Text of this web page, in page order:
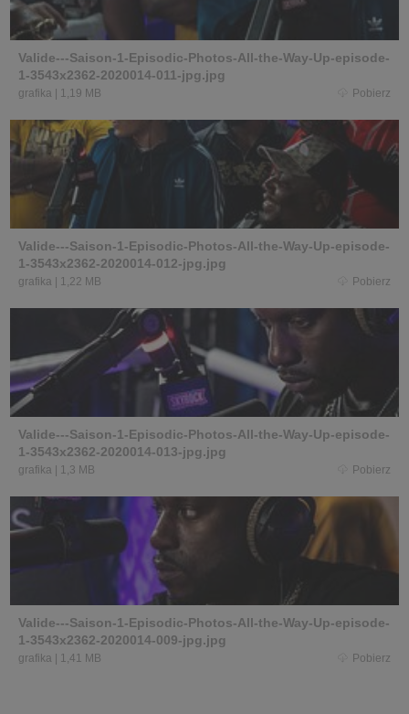
Valide---Saison-1-Episodic-Photos-All-the-Way-Up-episode-
1-3543x2362-2020014-011-jpg.jpg
grafika 1,19 MB Pobierz
Valide---Saison-1-Episodic-Photos-All-the-Way-Up-episode-
1-3543x2362-2020014-012-jpg.jpg
grafika 1,22 MB Pobierz
Valide---Saison-1-Episodic-Photos-All-the-Way-Up-episode-
1-3543x2362-2020014-013-jpg.jpg
grafika 1,3 MB Pobierz
Valide---Saison-1-Episodic-Photos-All-the-Way-Up-episode-
1-3543x2362-2020014-009-jpg.jpg
grafika 1,41 MB Pobierz